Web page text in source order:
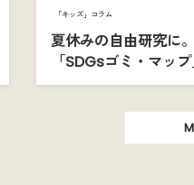
「キッズ」コラム
夏休みの自由研究に
「SDGsゴミ・マッ